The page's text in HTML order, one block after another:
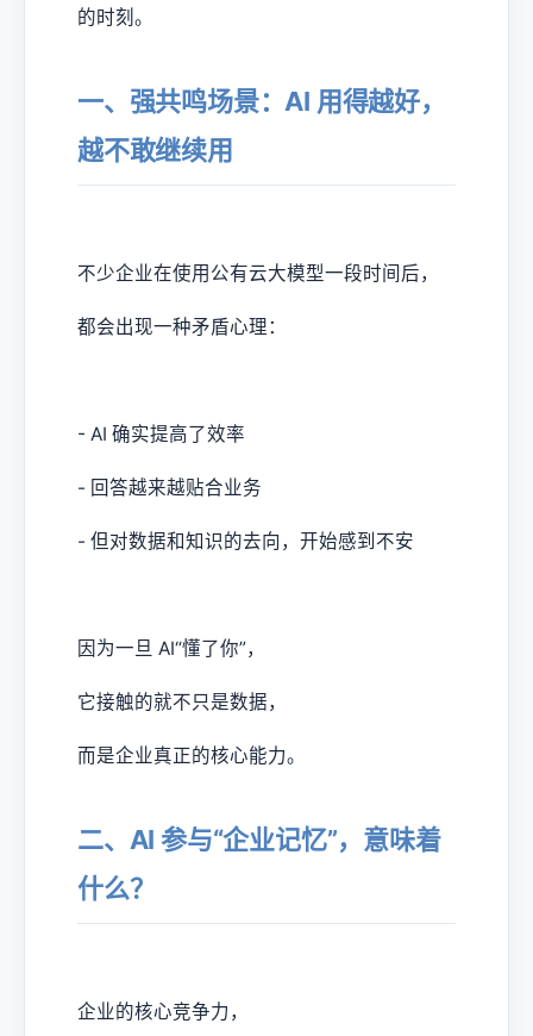
的时刻。
一、强共鸣场景：AI 用得越好，
越不敢继续用
不少企业在使用公有云大模型一段时间后，
都会出现一种矛盾心理：
- AI 确实提高了效率
- 回答越来越贴合业务
- 但对数据和知识的去向，开始感到不安
因为一旦 AI“懂了你”，
它接触的就不只是数据，
而是企业真正的核心能力。
二、AI 参与“企业记忆”，意味着
什么？
企业的核心竞争力，